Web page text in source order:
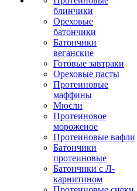
блинчики
Ореховые
батончики
Батончики
веганские
Готовые завтраки
Ореховые пасты
Протеиновые
маффины
Мюсли
Протеиновое
мороженое
Протеиновые вафли
Батончики
протеиновые
Батончики с Л-
карнитином